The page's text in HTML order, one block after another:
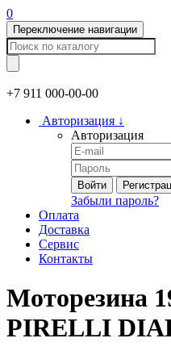
0
Переключение навигации
+7 911 000-00-00
Авторизация ↓
Авторизация
Войти
Забыли пароль?
Оплата
Доставка
Сервис
Контакты
Моторезина
PIRELLI